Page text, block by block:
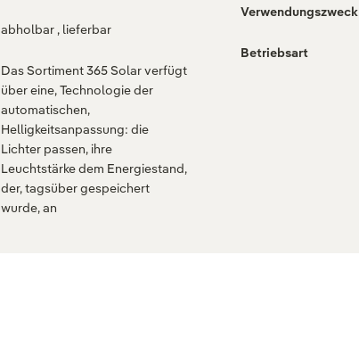
abholbar , lieferbar
Das Sortiment 365 Solar verfügt
über eine, Technologie der
automatischen,
Helligkeitsanpassung: die
Lichter passen, ihre
Leuchtstärke dem Energiestand,
der, tagsüber gespeichert
wurde, an
Verwendungszweck
Betriebsart